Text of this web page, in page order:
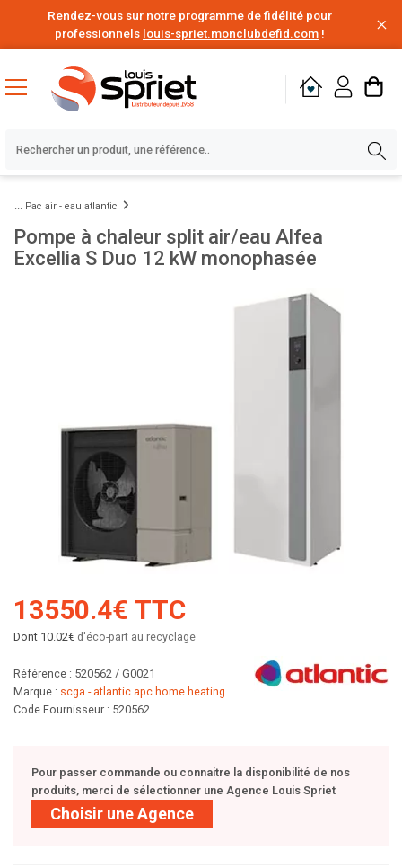
Rendez-vous sur notre programme de fidélité pour
professionnels louis-spriet.monclubdefid.com !
Pac air - eau atlantic
Pompe à chaleur split air/eau Alfea
Excellia S Duo 12 kW monophasée
13550.4€ TTC
Dont 10.02€ d'éco-part au recyclage
Référence : 520562 / G0021
Marque : scga - atlantic apc home heating
Code Fournisseur : 520562
Pour passer commande ou connaitre la disponibilité de nos
produits, merci de sélectionner une Agence Louis Spriet
Choisir une Agence